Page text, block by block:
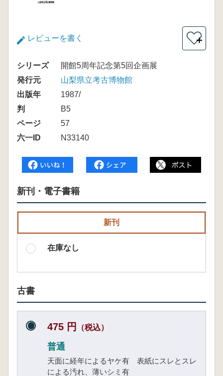
レビューを書く ＋
シリーズ
開館5周年記念第5回企画展
発行元
山梨県立考古博物館
出版年
1987/
判
B5
ページ
57
六一ID
N33140
新刊・電子書籍
新刊
在庫なし
古書
475 円 （税込）
普通
天面に経年によるヤケ有 表紙にスレとスレ
による汚れ、薄いシミ有